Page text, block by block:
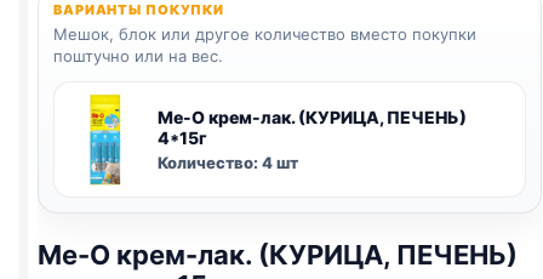
ВАРИАНТЫ ПОКУПКИ
Мешок, блок или другое количество вместо покупки
поштучно или на вес.
Me-O крем-лак. (КУРИЦА, ПЕЧЕНЬ)
4*15г
Количество: 4 шт
Me-O крем-лак. (КУРИЦА, ПЕЧЕНЬ)